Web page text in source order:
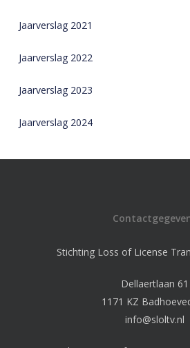
Jaarverslag 2021
Jaarverslag 2022
Jaarverslag 2023
Jaarverslag 2024
Stichting Loss of License
Dellaertlaan 61
1171 KZ
info@sloltv.nl